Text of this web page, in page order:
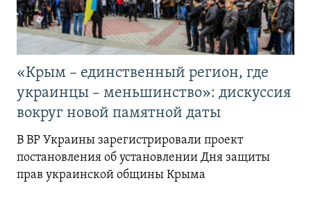
«Крым – единственный регион, где
украинцы – меньшинство»: дискуссия
вокруг новой памятной даты
В ВР Украины зарегистрировали проект
постановления об установлении Дня защиты
прав украинской общины Крыма